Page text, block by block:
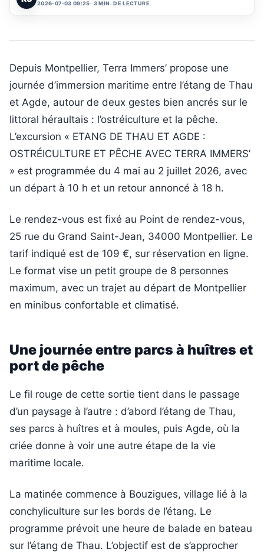
2026-07-03 09:25 3 MIN. DE LECTURE
Depuis Montpellier, Terra Immers’ propose une
journée d’immersion maritime entre l’étang de Thau
et Agde, autour de deux gestes bien ancrés sur le
littoral héraultais : l’ostréiculture et la pêche.
L’excursion « ETANG DE THAU ET AGDE :
OSTRÉICULTURE ET PÊCHE AVEC TERRA IMMERS’
» est programmée du 4 mai au 2 juillet 2026, avec
un départ à 10 h et un retour annoncé à 18 h.
Le rendez-vous est fixé au Point de rendez-vous,
25 rue du Grand Saint-Jean, 34000 Montpellier. Le
tarif indiqué est de 109 €, sur réservation en ligne.
Le format vise un petit groupe de 8 personnes
maximum, avec un trajet au départ de Montpellier
en minibus confortable et climatisé.
Une journée entre parcs à huîtres et
port de pêche
Le fil rouge de cette sortie tient dans le passage
d’un paysage à l’autre : d’abord l’étang de Thau,
ses parcs à huîtres et à moules, puis Agde, où la
criée donne à voir une autre étape de la vie
maritime locale.
La matinée commence à Bouzigues, village lié à la
conchyliculture sur les bords de l’étang. Le
programme prévoit une heure de balade en bateau
sur l’étang de Thau. L’objectif est de s’approcher